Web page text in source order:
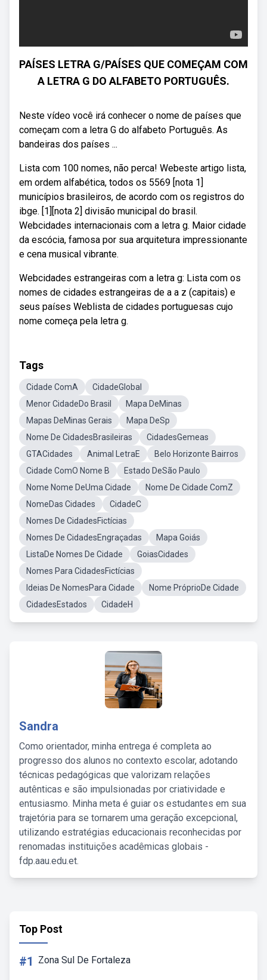
PAÍSES LETRA G/PAÍSES QUE COMEÇAM COM
A LETRA G DO ALFABETO PORTUGUÊS.
Neste vídeo você irá conhecer o nome de países que
começam com a letra G do alfabeto Português. As
bandeiras dos países ...
Lista com 100 nomes, não perca! Webeste artigo lista,
em ordem alfabética, todos os 5569 [nota 1]
municípios brasileiros, de acordo com os registros do
ibge. [1][nota 2] divisão municipal do brasil.
Webcidades internacionais com a letra g. Maior cidade
da escócia, famosa por sua arquitetura impressionante
e cena musical vibrante.
Webcidades estrangeiras com a letra g: Lista com os
nomes de cidades estrangeiras de a a z (capitais) e
seus países Weblista de cidades portuguesas cujo
nome começa pela letra g.
Tags
Cidade ComA
CidadeGlobal
Menor CidadeDo Brasil
Mapa DeMinas
Mapas DeMinas Gerais
Mapa DeSp
Nome De CidadesBrasileiras
CidadesGemeas
GTACidades
Animal LetraE
Belo Horizonte Bairros
Cidade ComO Nome B
Estado DeSão Paulo
Nome Nome DeUma Cidade
Nome De Cidade ComZ
NomeDas Cidades
CidadeC
Nomes De CidadesFictícias
Nomes De CidadesEngraçadas
Mapa Goiás
ListaDe Nomes De Cidade
GoiasCidades
Nomes Para CidadesFictícias
Ideias De NomesPara Cidade
Nome PróprioDe Cidade
CidadesEstados
CidadeH
Sandra
Como orientador, minha entrega é completa ao
progresso dos alunos no contexto escolar, adotando
técnicas pedagógicas que valorizam relações
autênticas e são impulsionadas por criatividade e
entusiasmo. Minha meta é guiar os estudantes em sua
trajetória para se tornarem uma geração excepcional,
utilizando estratégias educacionais reconhecidas por
renomadas instituições acadêmicas globais -
fdp.aau.edu.et.
Top Post
#1 Zona Sul De Fortaleza